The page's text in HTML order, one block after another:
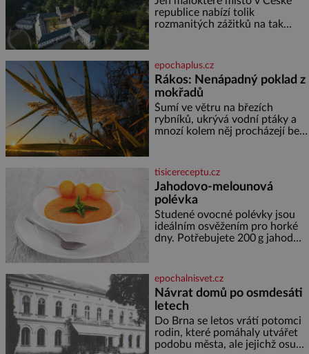
republice nabízí tolik
rozmanitých zážitků na tak
jediného dne můžete
nahlédnout do útrob jedné z
nejvýznamnějších vodních
elektráren v Evropě, vydat se na
horské hřebeny, projet se na
koloběžce a den zakončit
poznáváním památek ve
epochaplus.cz
Rákos: Nenápadný poklad z
mokřadů
Šumí ve větru na březích
rybníků, ukrývá vodní ptáky a
mnozí kolem něj procházejí bez
lodě, zapisovat první texty a
inspiroval řadu pověstí. Tato
skromná, ale užitečná rostlina
provází člověka už tisíce let.
Většina lidí vnímá rákos jen jako
obyčejnou kulisu letního
koupání. Stačí se však podívat
tisicereceptu.cz
Jahodovo-melounová
polévka
Studené ovocné polévky jsou
ideálním osvěžením pro horké
dny. Potřebujete 200 g jahod
cukru krystal 1 lžíci medu 200 g
zakysané sm
epochalnisvet.cz
Návrat domů po osmdesáti
letech
Do Brna se letos vrátí potomci
rodin, které pomáhaly utvářet
podobu města, ale jejichž osudy